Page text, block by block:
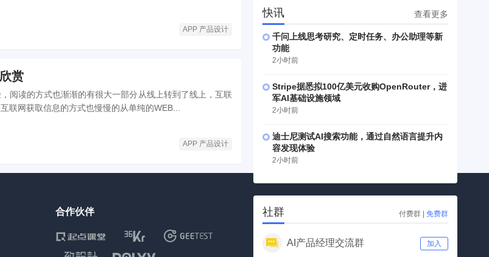
APP 产品设计
赏
阅读的方式也渐渐的有很大一部分从线上转到了线上，互联
联网获取信息的方式也慢慢的从单纯的WEB...
APP 产品设计
快讯 查看更多
千问上线思考研究、定时任务、办公助理等新
功能
2小时前
Stripe据悉拟100亿美元收购OpenRouter，进
军AI基础设施领域
2小时前
迪士尼测试AI搜索功能，通过自然语言提升内
容发现体验
2小时前
社群 付费群 | 免费群
AI产品经理交流群 加入
合作伙伴